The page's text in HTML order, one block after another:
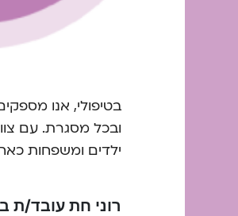
בטיפולי, אנו
ובכל מסגרת. עם
ילדים ומשפחות
רוני חת עובד/ת